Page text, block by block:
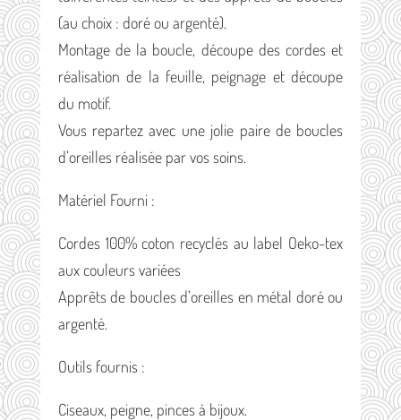
(au choix : doré ou argenté).
Montage de la boucle, découpe des cordes et
réalisation de la feuille, peignage et découpe
du motif.
Vous repartez avec une jolie paire de boucles
d’oreilles réalisée par vos soins.
Matériel Fourni :
Cordes 100% coton recyclés au label Oeko-tex
aux couleurs variées
Apprêts de boucles d’oreilles en métal doré ou
argenté.
Outils fournis :
Ciseaux, peigne, pinces à bijoux.